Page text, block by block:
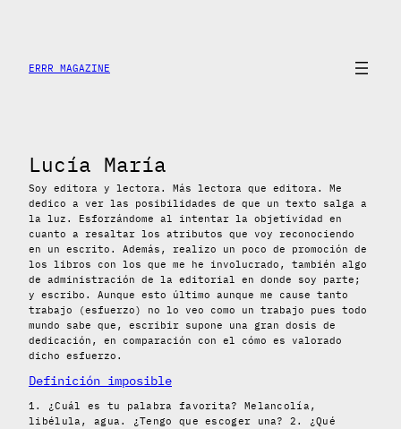
contenido
ERRR MAGAZINE
Lucía María
Soy editora y lectora. Más lectora que editora. Me
dedico a ver las posibilidades de que un texto salga a
la luz. Esforzándome al intentar la objetividad en
cuanto a resaltar los atributos que voy reconociendo
en un escrito. Además, realizo un poco de promoción de
los libros con los que me he involucrado, también algo
de administración de la editorial en donde soy parte;
y escribo. Aunque esto último aunque me cause tanto
trabajo (esfuerzo) no lo veo como un trabajo pues todo
mundo sabe que, escribir supone una gran dosis de
dedicación, en comparación con el cómo es valorado
dicho esfuerzo.
Definición imposible
1. ¿Cuál es tu palabra favorita? Melancolía,
libélula, agua. ¿Tengo que escoger una? 2. ¿Qué